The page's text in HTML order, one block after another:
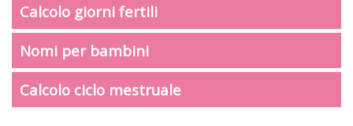
Calcolo giorni fertili
Nomi per bambini
Calcolo ciclo mestruale